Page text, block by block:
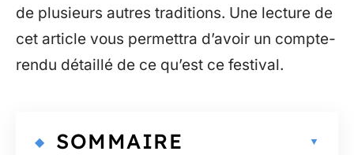
de plusieurs autres traditions. Une lecture de
cet article vous permettra d’avoir un compte-
rendu détaillé de ce qu’est ce festival.
SOMMAIRE